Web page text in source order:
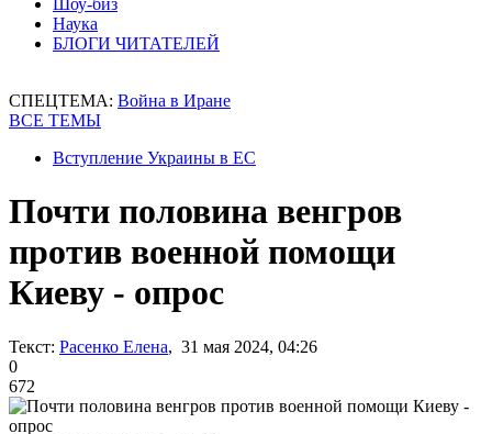
Шоу-биз
Наука
БЛОГИ ЧИТАТЕЛЕЙ
СПЕЦТЕМА: Война в Иране
ВСЕ ТЕМЫ
Вступление Украины в ЕС
Почти половина венгров
против военной помощи
Киеву - опрос
Текст: Расенко Елена, 31 мая 2024, 04:26
0
672